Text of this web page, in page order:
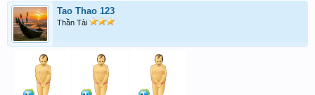
Tao Thao 123
Thần Tài